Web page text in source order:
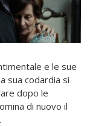
e le sue
sua codardia si
dopo le
di nuovo il